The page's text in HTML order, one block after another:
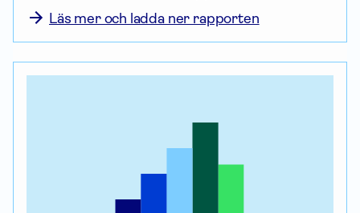
Läs mer och ladda ner rapporten